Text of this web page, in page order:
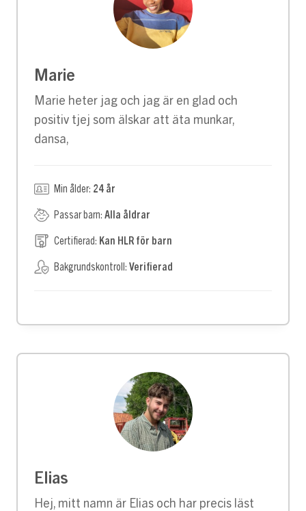
Marie
Marie heter jag och jag är en glad och
positiv tjej som älskar att äta munkar,
dansa,
Min ålder: 24 år
Passar barn: Alla åldrar
Certifierad: Kan HLR för barn
Bakgrundskontroll: Verifierad
Elias
Hej, mitt namn är Elias och har precis läst